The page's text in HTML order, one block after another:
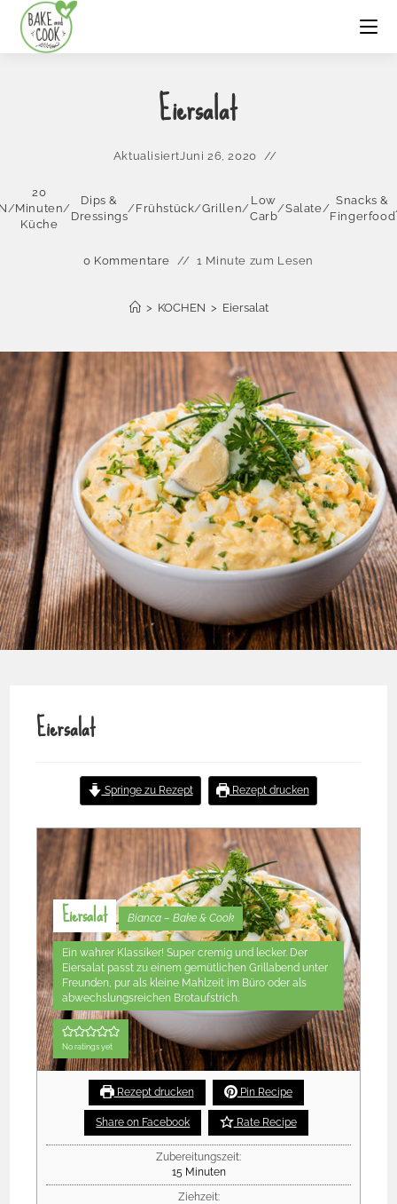
Eiersalat
AktualisiertJuni 26, 2020
/
20
Minuten
Küche
/
Dips &
Dressings
/Frühstück/Grillen/
Low
Carb
/Salate/
Snacks &
Fingerfood
0 Kommentare 1 Minute zum Lesen
> KOCHEN > Eiersalat
Eiersalat
Springe zu Rezept Rezept drucken
Eiersalat Bianca – Bake & Cook
Ein wahrer Klassiker! Super cremig und lecker. Der
Eiersalat passt zu einem gemütlichen Grillabend unter
Freunden, pur als kleine Mahlzeit im Büro oder als
abwechslungsreichen Brotaufstrich.
No ratings yet
Rezept drucken Pin Recipe
Share on Facebook Rate Recipe
Zubereitungszeit:
15 Minuten
Ziehzeit: